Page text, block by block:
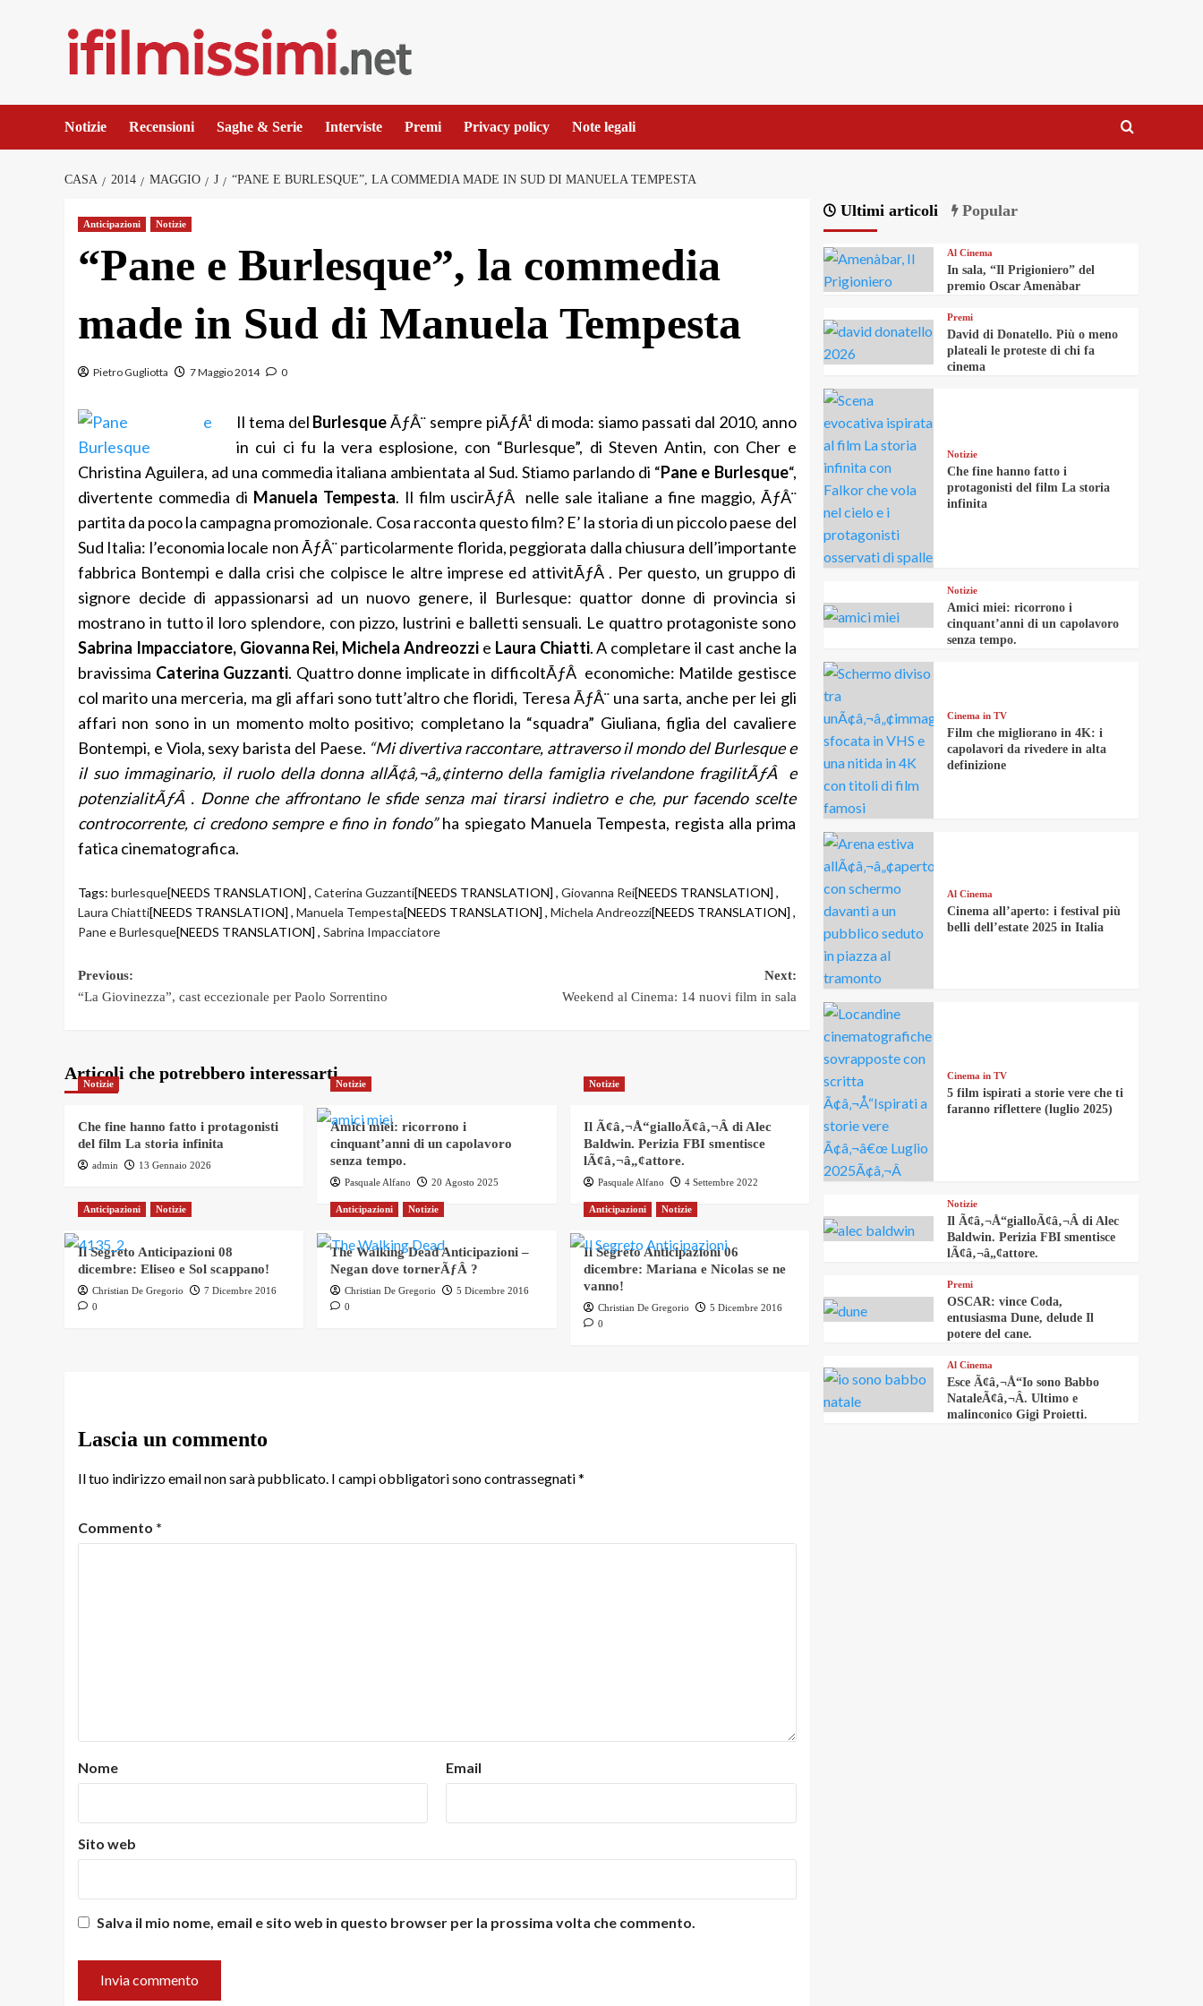
Notizie Recensioni Saghe & Serie Interviste Premi Privacy policy Note legali
CASA 2014 MAGGIO J “PANE E BURLESQUE”, LA COMMEDIA MADE IN SUD DI MANUELA TEMPESTA
Anticipazioni Notizie
“Pane e Burlesque”, la commedia
made in Sud di Manuela Tempesta
Pietro Gugliotta 7 Maggio 2014 0
Il tema del BurlesqueÃƒÂ¨ sempre piÃƒÂ¹ di moda: siamo passati dal 2010, anno
in cui ci fu la vera esplosione, con “Burlesque”, di Steven Antin, con Cher e
Christina Aguilera, ad una commedia italiana ambientata al Sud. Stiamo parlando di “Pane e Burlesque“,
divertente commedia di Manuela Tempesta. Il film uscirÃƒÂ nelle sale italiane a fine maggio, ÃƒÂ¨
partita da poco la campagna promozionale. Cosa racconta questo film? E’ la storia di un piccolo paese del
Sud Italia: l’economia locale non ÃƒÂ¨ particolarmente florida, peggiorata dalla chiusura dell’importante
fabbrica Bontempi e dalla crisi che colpisce le altre imprese ed attivitÃƒÂ . Per questo, un gruppo di
signore decide di appassionarsi ad un nuovo genere, il Burlesque: quattor donne di provincia si
mostrano in tutto il loro splendore, con pizzo, lustrini e balletti sensuali. Le quattro protagoniste sono
Sabrina Impacciatore, Giovanna Rei, Michela Andreozzi e Laura Chiatti. A completare il cast anche la
bravissima Caterina Guzzanti. Quattro donne implicate in difficoltÃƒÂ economiche: Matilde gestisce
col marito una merceria, ma gli affari sono tutt’altro che floridi, Teresa ÃƒÂ¨ una sarta, anche per lei gli
affari non sono in un momento molto positivo; completano la “squadra” Giuliana, figlia del cavaliere
Bontempi, e Viola, sexy barista del Paese. “Mi divertiva raccontare, attraverso il mondo del Burlesque e
il suo immaginario, il ruolo della donna allÃ¢â‚¬â„¢interno della famiglia rivelandone fragilitÃƒÂ e
potenzialitÃƒÂ . Donne che affrontano le sfide senza mai tirarsi indietro e che, pur facendo scelte
controcorrente, ci credono sempre e fino in fondo”ha spiegato Manuela Tempesta, regista alla prima
fatica cinematografica.
Tags: burlesque[NEEDS TRANSLATION] , Caterina Guzzanti[NEEDS TRANSLATION] , Giovanna Rei[NEEDS TRANSLATION] ,
Laura Chiatti[NEEDS TRANSLATION] , Manuela Tempesta[NEEDS TRANSLATION] , Michela Andreozzi[NEEDS TRANSLATION] ,
Pane e Burlesque[NEEDS TRANSLATION] , Sabrina Impacciatore
Post
Previous:
“La Giovinezza”, cast eccezionale per Paolo Sorrentino
Next:
Weekend al Cinema: 14 nuovi film in sala
Articoli che potrebbero interessarti
Notizie
Che fine hanno fatto i protagonisti
del film La storia infinita
admin 13 Gennaio 2026
Notizie
Amici miei: ricorrono i
cinquant’anni di un capolavoro
senza tempo.
Pasquale Alfano 20 Agosto 2025
Notizie
Il Ã¢â‚¬Å“gialloÃ¢â‚¬Â di Alec
Baldwin. Perizia FBI smentisce
lÃ¢â‚¬â„¢attore.
Pasquale Alfano 4 Settembre 2022
Anticipazioni Notizie
Il Segreto Anticipazioni 08
dicembre: Eliseo e Sol scappano!
Christian De Gregorio
7 Dicembre 2016
0
Anticipazioni Notizie
The Walking Dead Anticipazioni –
Negan dove tornerÃƒÂ ?
Christian De Gregorio
5 Dicembre 2016
0
Anticipazioni Notizie
Il Segreto Anticipazioni 06
dicembre: Mariana e Nicolas se ne
vanno!
Christian De Gregorio
5 Dicembre 2016
0
Lascia un commento
Il tuo indirizzo email non sarà pubblicato. I campi obbligatori sono contrassegnati*
Commento *
Nome Email
Sito web
Salva il mio nome, email e sito web in questo browser per la prossima volta che commento.
Ultimi articoli Popular
Al Cinema
In sala, “Il Prigioniero” del
premio Oscar Amenàbar
Premi
David di Donatello. Più o meno
plateali le proteste di chi fa
cinema
Notizie
Che fine hanno fatto i
protagonisti del film La storia
infinita
Notizie
Amici miei: ricorrono i
cinquant’anni di un capolavoro
senza tempo.
Cinema in TV
Film che migliorano in 4K: i
capolavori da rivedere in alta
definizione
Al Cinema
Cinema all’aperto: i festival più
belli dell’estate 2025 in Italia
Cinema in TV
5 film ispirati a storie vere che ti
faranno riflettere (luglio 2025)
Notizie
Il Ã¢â‚¬Å“gialloÃ¢â‚¬Â di Alec
Baldwin. Perizia FBI smentisce
lÃ¢â‚¬â„¢attore.
Premi
OSCAR: vince Coda,
entusiasma Dune, delude Il
potere del cane.
Al Cinema
Esce Ã¢â‚¬Å“Io sono Babbo
NataleÃ¢â‚¬Â. Ultimo e
malinconico Gigi Proietti.